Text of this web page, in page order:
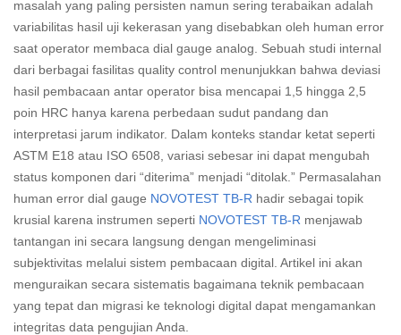
masalah yang paling persisten namun sering terabaikan adalah
variabilitas hasil uji kekerasan yang disebabkan oleh human error
saat operator membaca dial gauge analog. Sebuah studi internal
dari berbagai fasilitas quality control menunjukkan bahwa deviasi
hasil pembacaan antar operator bisa mencapai 1,5 hingga 2,5
poin HRC hanya karena perbedaan sudut pandang dan
interpretasi jarum indikator. Dalam konteks standar ketat seperti
ASTM E18 atau ISO 6508, variasi sebesar ini dapat mengubah
status komponen dari “diterima” menjadi “ditolak.” Permasalahan
human error dial gauge NOVOTEST TB-R hadir sebagai topik
krusial karena instrumen seperti NOVOTEST TB-R menjawab
tantangan ini secara langsung dengan mengeliminasi
subjektivitas melalui sistem pembacaan digital. Artikel ini akan
menguraikan secara sistematis bagaimana teknik pembacaan
yang tepat dan migrasi ke teknologi digital dapat mengamankan
integritas data pengujian Anda.